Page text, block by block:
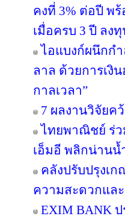
คงที่ 3% ต่อปี พ
เมื่อครบ 3 ปี ลง
ไอแบงก์ผนึกก
ลาล ด้วยการเงิ
กาลเวลา”
7 ผลงานวิจัยคว้
ไทยพาณิชย์ ร่ว
เอ็มอี พลิกน่านน้
คลังปรับปรุงเ
ความสะดวกแล
EXIM BANK ป